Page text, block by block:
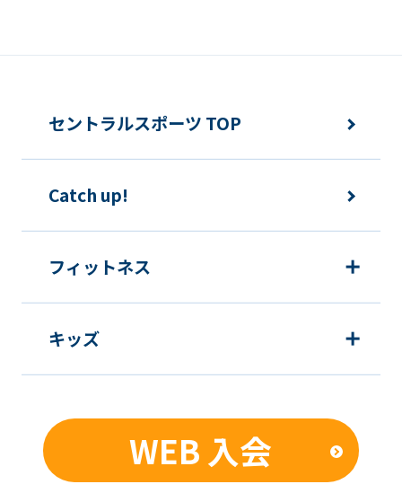
セントラルスポーツ TOP
Catch up!
フィットネス
キッズ
WEB 入会